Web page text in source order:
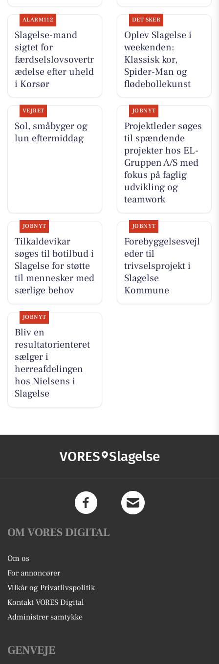
ALARM112
Slagelse-mand
sigtet for
færdselslovsovertr
ædelse efter uheld
i Korsør
DET SKER
Oplev Slagelse i
weekenden:
Klassisk kor,
Spider-Man og
flødebollekunst
VEJRET
Sol, småbyger og
lun eftermiddag
JOBNYT
Projektleder søges
til spændende
projekter hos EL-
Gruppen A/S med
fokus på faglig
udvikling og
teamwork
JOBNYT
Tilkaldevikar
søges til botilbud i
Slagelse for støtte
til mennesker med
særlige behov
JOBNYT
Forebyggelsesvejl
eder til
trivselsprojekt i
Slagelse
Kommune
JOBNYT
Bliv en
resultatorienteret
sælger i
herreafdelingen
hos Nielsens i
Slagelse
VORES Slagelse
OM VORES DIGITAL
Om os
For annoncører
Vilkår og Privatlivspolitik
Kontakt VORES Digital
Administrer samtykke
GENVEJE